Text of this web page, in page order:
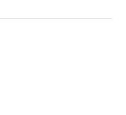
заложит
. Им в
ишачить за
, что у тебя
и